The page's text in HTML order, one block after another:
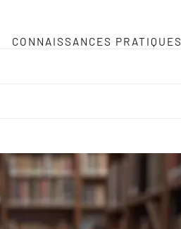
CONNAISSANCES PRATIQUES